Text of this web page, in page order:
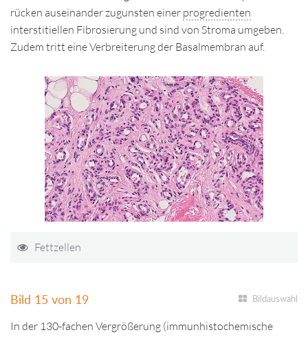
rücken auseinander zugunsten einer progredienten
interstitiellen Fibrosierung und sind von Stroma umgeben.
Zudem tritt eine Verbreiterung der Basalmembran auf.
Fettzellen
Bild 15 von 19 Bildauswahl
In der 130-fachen Vergrößerung (immunhistochemische